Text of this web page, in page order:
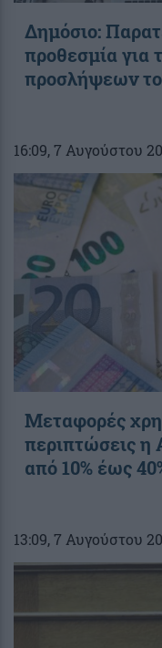
Δημόσιο:
προθεσμία για
προσλήψεων
16:09, 7 Αυγούστου
Μεταφορές
περιπτώσεις η
από 10% έως
13:09, 7 Αυγούστου